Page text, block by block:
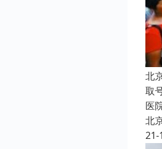
北
取
医
北
21-